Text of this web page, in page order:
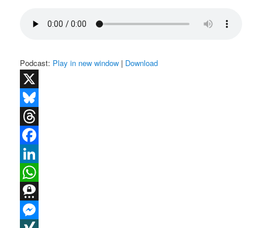
Podcast: Play in new window | Download
X
Bluesky
Threads
Facebook
LinkedIn
WhatsApp
Threema